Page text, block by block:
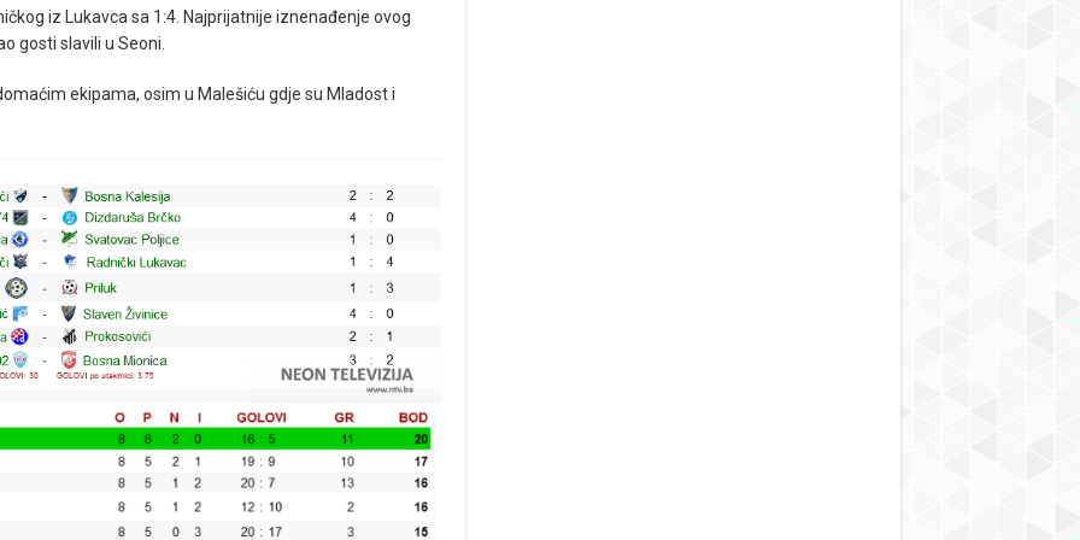
iz Lukavca sa 1:4. Najprijatnije iznenađenje ovog
gosti slavili u Seoni.
ekipama, osim u Malešiću gdje su Mladost i